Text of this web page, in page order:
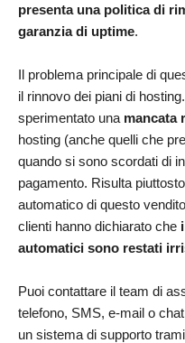
presenta una politica di
garanzia di uptime.
Il problema principale di
il rinnovo dei piani di
sperimentato una mancata
hosting (anche quelli che
quando si sono scordati di
pagamento. Risulta
automatico di questo
clienti hanno dichiarato che
automatici sono restati
Puoi contattare il team di
telefono, SMS, e-mail o
un sistema di supporto